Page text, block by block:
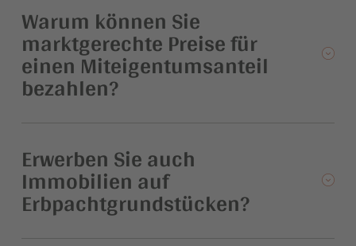
Warum können Sie
marktgerechte Preise für
einen Miteigentumsanteil
bezahlen?
Erwerben Sie auch
Immobilien auf
Erbpachtgrundstücken?